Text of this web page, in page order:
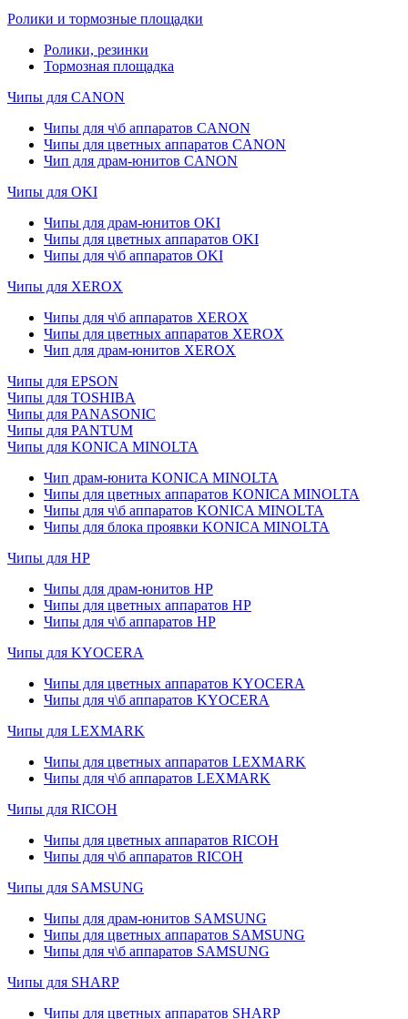
Ролики и тормозные площадки
Ролики, резинки
Тормозная площадка
Чипы для CANON
Чипы для ч\б аппаратов CANON
Чипы для цветных аппаратов CANON
Чип для драм-юнитов CANON
Чипы для OKI
Чипы для драм-юнитов OKI
Чипы для цветных аппаратов OKI
Чипы для ч\б аппаратов OKI
Чипы для XEROX
Чипы для ч\б аппаратов XEROX
Чипы для цветных аппаратов XEROX
Чип для драм-юнитов XEROX
Чипы для EPSON
Чипы для TOSHIBA
Чипы для PANASONIC
Чипы для PANTUM
Чипы для KONICA MINOLTA
Чип драм-юнита KONICA MINOLTA
Чипы для цветных аппаратов KONICA MINOLTA
Чипы для ч\б аппаратов KONICA MINOLTA
Чипы для блока проявки KONICA MINOLTA
Чипы для HP
Чипы для драм-юнитов HP
Чипы для цветных аппаратов HP
Чипы для ч\б аппаратов HP
Чипы для KYOCERA
Чипы для цветных аппаратов KYOCERA
Чипы для ч\б аппаратов KYOCERA
Чипы для LEXMARK
Чипы для цветных аппаратов LEXMARK
Чипы для ч\б аппаратов LEXMARK
Чипы для RICOH
Чипы для цветных аппаратов RICOH
Чипы для ч\б аппаратов RICOH
Чипы для SAMSUNG
Чипы для драм-юнитов SAMSUNG
Чипы для цветных аппаратов SAMSUNG
Чипы для ч\б аппаратов SAMSUNG
Чипы для SHARP
Чипы для цветных аппаратов SHARP